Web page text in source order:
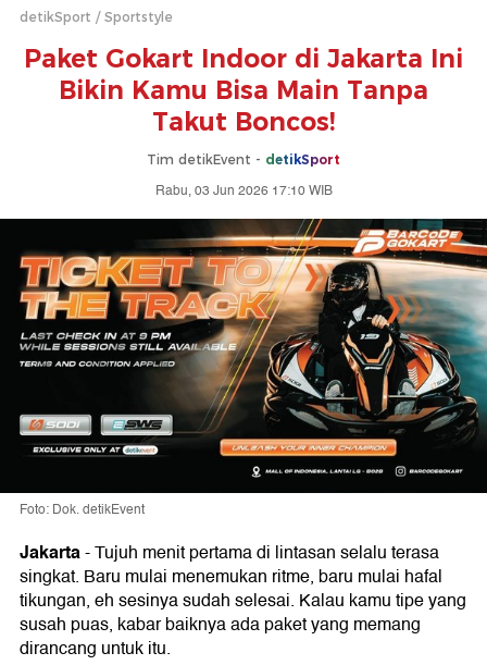
detikSport Sportstyle
Paket Gokart Indoor di Jakarta Ini
Bikin Kamu Bisa Main Tanpa
Takut Boncos!
Tim detikEvent - detikSport
Rabu, 03 Jun 2026 17:10 WIB
Foto: Dok. detikEvent
Jakarta-Tujuh menit pertama di lintasan selalu terasa
singkat. Baru mulai menemukan ritme, baru mulai hafal
tikungan, eh sesinya sudah selesai. Kalau kamu tipe yang
susah puas, kabar baiknya ada paket yang memang
dirancang untuk itu.